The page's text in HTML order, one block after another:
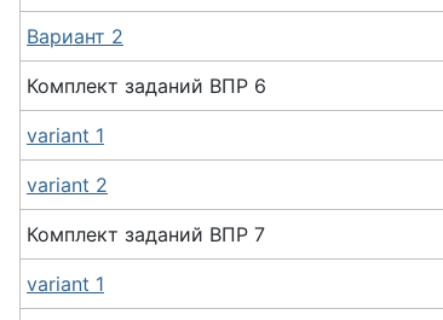
Вариант 2
Комплект заданий ВПР 6
variant 1
variant 2
Комплект заданий ВПР 7
variant 1